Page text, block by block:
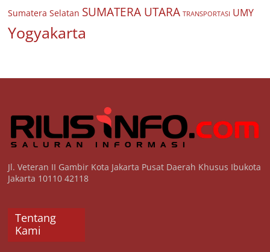
Sumatera Selatan SUMATERA UTARA TRANSPORTASI UMY
Yogyakarta
Jl. Veteran II Gambir Kota Jakarta Pusat Daerah Khusus Ibukota
Jakarta 10110 42118
Tentang
Kami